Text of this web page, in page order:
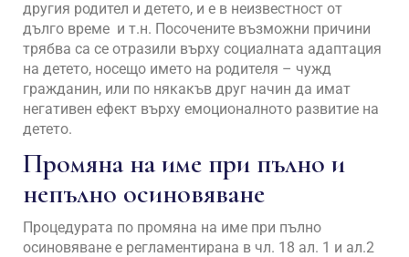
другия родител и детето, и е в неизвестност от
дълго време и т.н. Посочените възможни причини
трябва са се отразили върху социалната адаптация
на детето, носещо името на родителя – чужд
гражданин, или по някакъв друг начин да имат
негативен ефект върху емоционалното развитие на
детето.
Промяна на име при пълно и
непълно осиновяване
Процедурата по промяна на име при пълно
осиновяване е регламентирана в чл. 18 ал. 1 и ал.2